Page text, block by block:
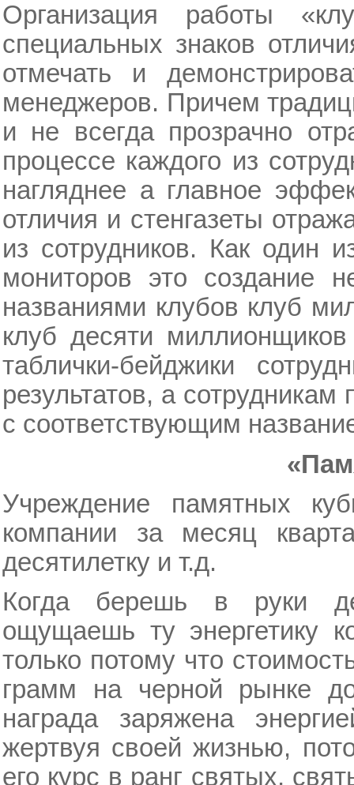
Организация работы
специальных знаков
отмечать и
менеджеров. Причем
и не всегда прозрачно
процессе каждого из
нагляднее а главное
отличия и стенгазеты
из сотрудников. Как один
мониторов это создание
названиями клубов клуб
клуб десяти
таблички-бейджики
результатов, а
с соответствующим
Учреждение памятных
компании за месяц
десятилетку и т.д.
Когда берешь в руки
ощущаешь ту энергетику
только потому что
грамм на черной рынке
награда заряжена
жертвуя своей жизнью,
его курс в ранг святых,